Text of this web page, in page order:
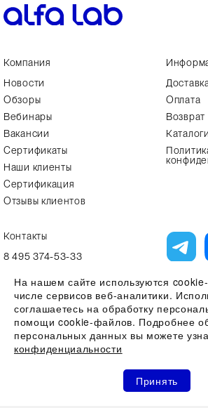
Избранное
Компания
Новости
Обзоры
Вебинары
Вакансии
Сертификаты
Наши клиенты
Сертификация
Отзывы клиентов
Оплата
Возврат
Контакты
8 495 374-53-33
Вся представленная на сайте информация,
характеристик, наличия на складе, стоимости
информационный характер и ни при каких
публичной офертой, определяемой
Гражданского кодекса РФ
Все права защищены 2026 © ООО
7731644966 | ОГРН 1107746123121
На нашем сайте используются
числе сервисов веб-аналитики.
соглашаетесь на обработку
помощи cookie-файлов. Подробнее
персональных данных вы можете
конфиденциальности
Принять